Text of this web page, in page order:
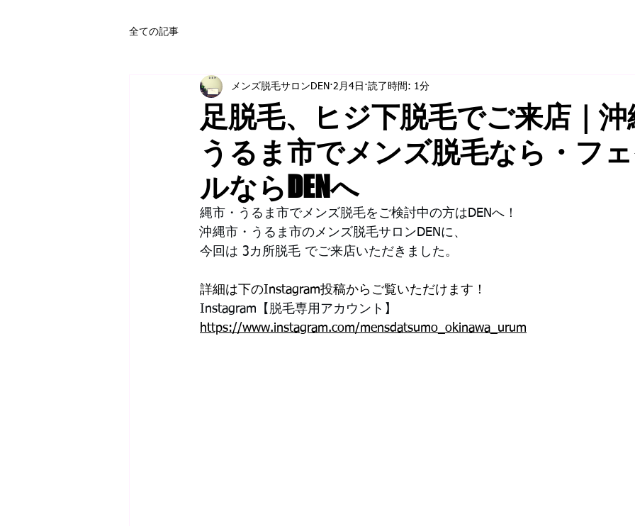
全ての記事
足脱毛、ヒジ下脱毛でご来店｜
うるま市でメンズ脱毛なら・フ
ルならDENへ
メンズ脱毛サロンDEN 2月4日 読了時間: 1分
縄市・うるま市でメンズ脱毛をご検討中の方はDENへ！
沖縄市・うるま市のメンズ脱毛サロンDENに、
今回は 3カ所脱毛 でご来店いただきました。
詳細は下のInstagram投稿からご覧いただけます！
Instagram【脱毛専用アカウント】
https://www.instagram.com/mensdatsumo_okinawa_urum